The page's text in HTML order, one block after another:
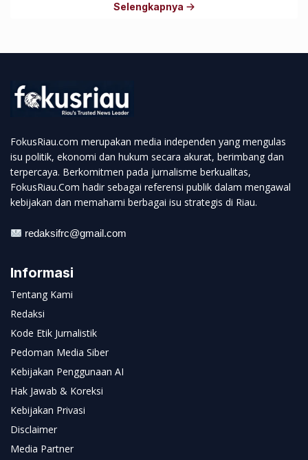
Selengkapnya
FokusRiau.com merupakan media independen yang mengulas
isu politik, ekonomi dan hukum secara akurat, berimbang dan
terpercaya. Berkomitmen pada jurnalisme berkualitas,
FokusRiau.Com hadir sebagai referensi publik dalam mengawal
kebijakan dan memahami berbagai isu strategis di Riau.
redaksifrc@gmail.com
Informasi
Tentang Kami
Redaksi
Kode Etik Jurnalistik
Pedoman Media Siber
Kebijakan Penggunaan AI
Hak Jawab & Koreksi
Kebijakan Privasi
Disclaimer
Media Partner